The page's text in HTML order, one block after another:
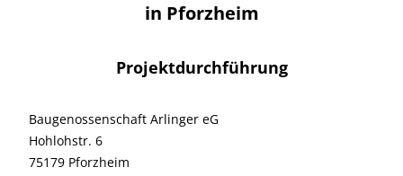
in Pforzheim
Projektdurchführung
Baugenossenschaft Arlinger eG
Hohlohstr. 6
75179 Pforzheim